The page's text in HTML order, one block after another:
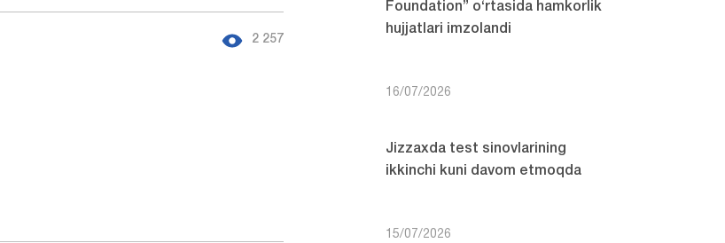
2 257
Foundation” o‘rtasida hamkorlik
hujjatlari imzolandi
16/07/2026
Jizzaxda test sinovlarining
ikkinchi kuni davom etmoqda
15/07/2026